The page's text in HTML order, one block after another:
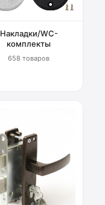
Накладки/WC-
комплекты
658 товаров